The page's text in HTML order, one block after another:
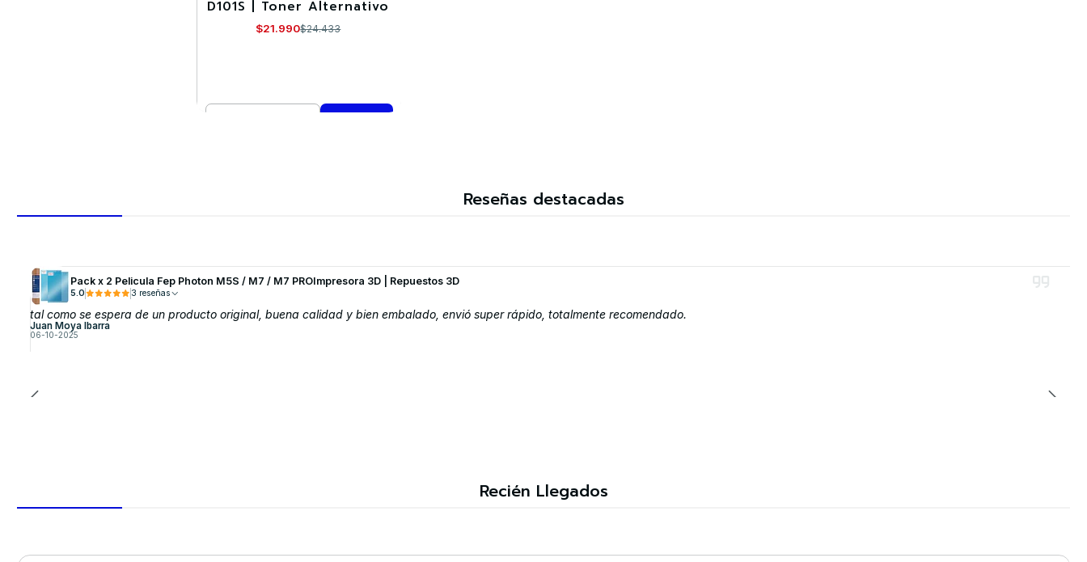
D101S | Toner Alternativo
$21.990$24.433
Reseñas destacadas
Pack x 2 Pelicula Fep Photon M5S / M7 / M7 PROImpresora 3D | Repuestos 3D
5.0 3 reseñas
tal como se espera de un producto original, buena calidad y bien embalado, envió super rápido, totalmente recomendado.
Juan Moya Ibarra
06-10-2025
Recién Llegados